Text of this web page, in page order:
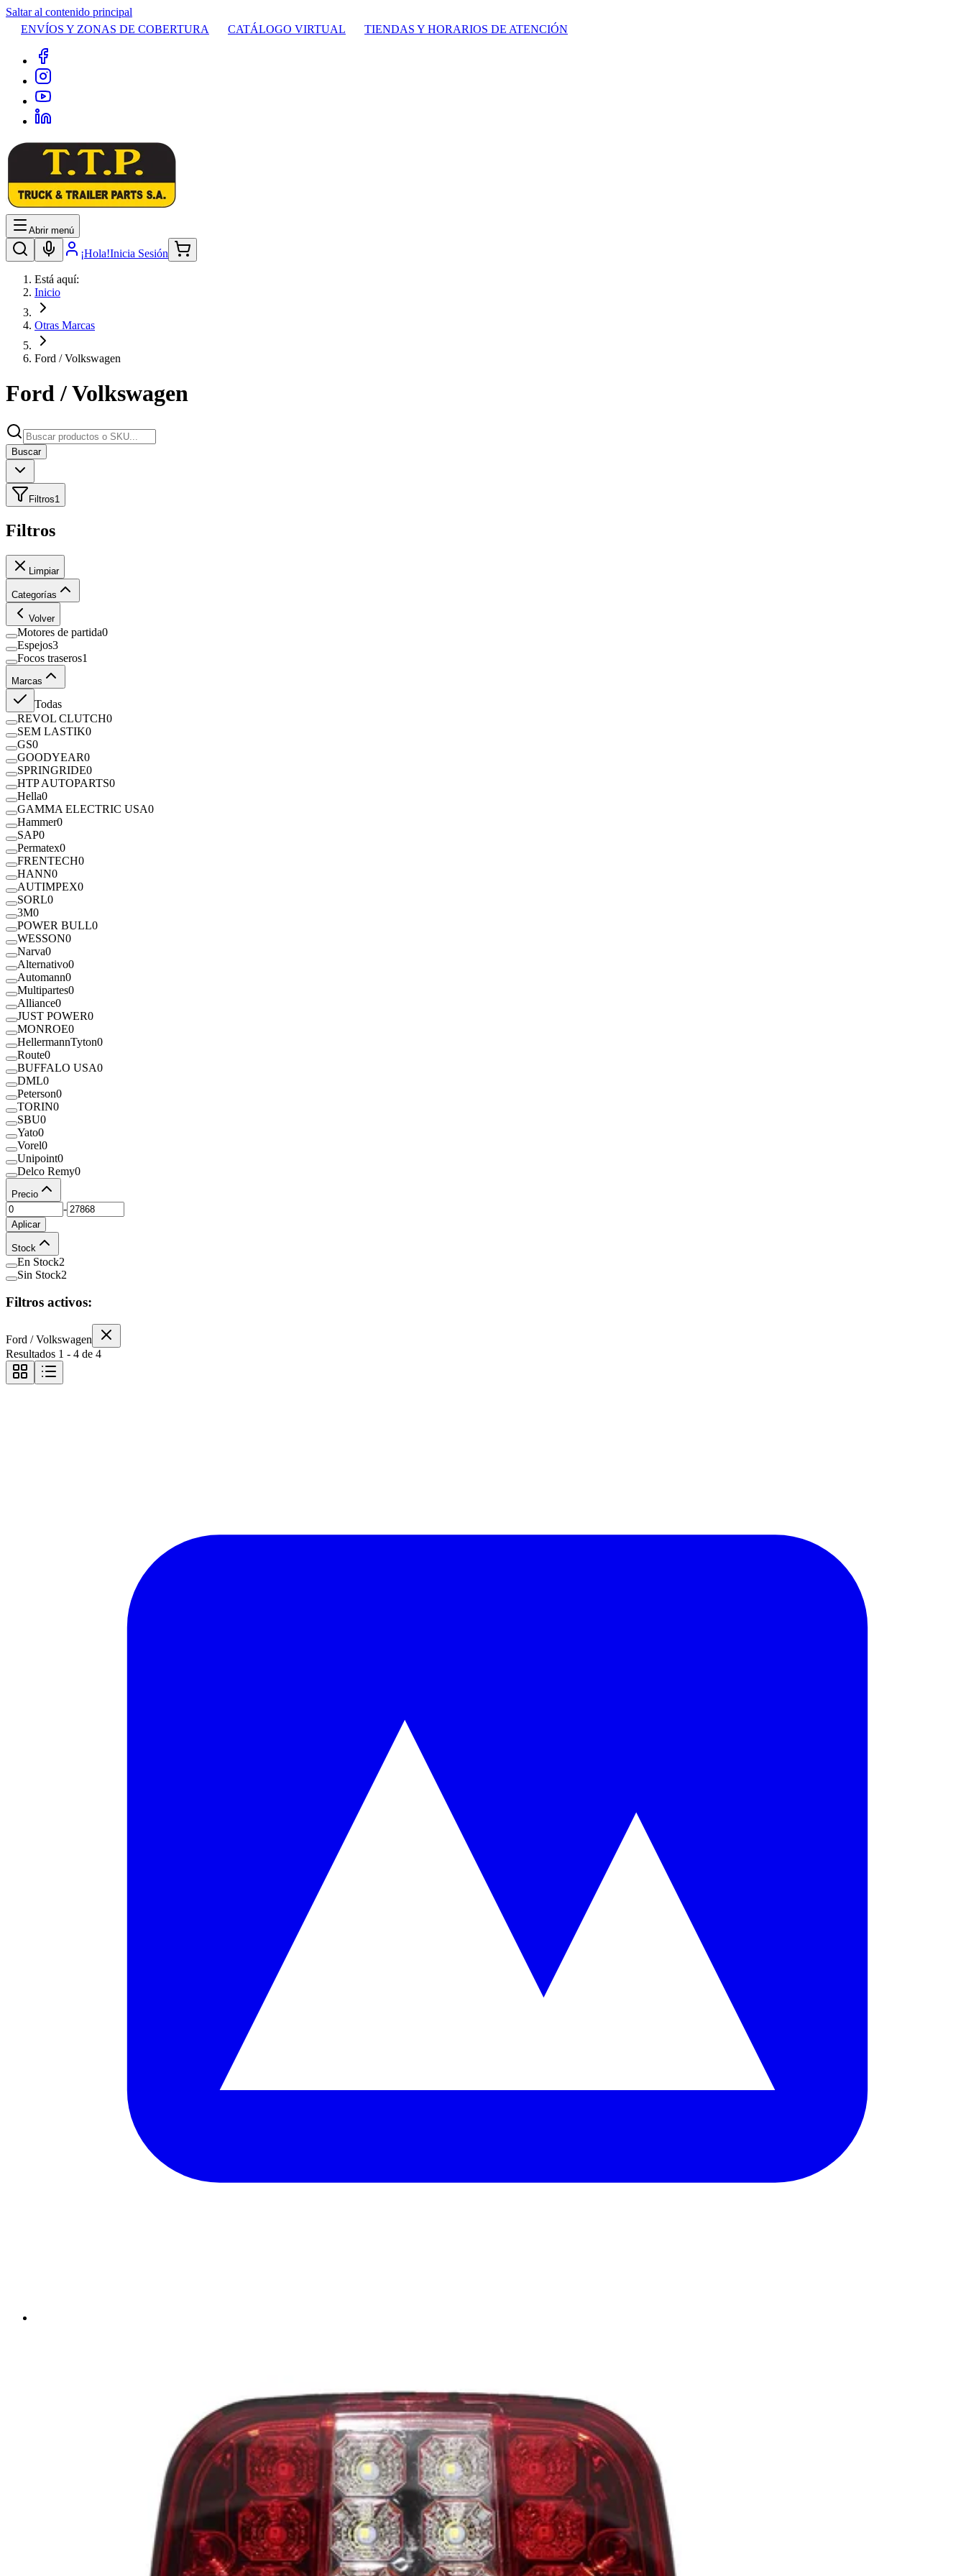
Saltar al contenido principal
ENVÍOS Y ZONAS DE COBERTURA
CATÁLOGO VIRTUAL TIENDAS Y HORARIOS DE ATENCIÓN
Abrir menú
¡Hola!Inicia Sesión
Está aquí:
Inicio
Otras Marcas
Ford / Volkswagen
Ford / Volkswagen
Buscar
Filtros1
Filtros
Limpiar
Categorías
Volver
Motores de partida0
Espejos3
Focos traseros1
Marcas
Todas
REVOL CLUTCH0
SEM LASTIK0
GS0
GOODYEAR0
SPRINGRIDE0
HTP AUTOPARTS0
Hella0
GAMMA ELECTRIC USA0
Hammer0
SAP0
Permatex0
FRENTECH0
HANN0
AUTIMPEX0
SORL0
3M0
POWER BULL0
WESSON0
Narva0
Alternativo0
Automann0
Multipartes0
Alliance0
JUST POWER0
MONROE0
HellermannTyton0
Route0
BUFFALO USA0
DML0
Peterson0
TORIN0
SBU0
Yato0
Vorel0
Unipoint0
Delco Remy0
Precio
-
Aplicar
Stock
En Stock2
Sin Stock2
Filtros activos:
Ford / Volkswagen
Resultados 1 - 4 de 4